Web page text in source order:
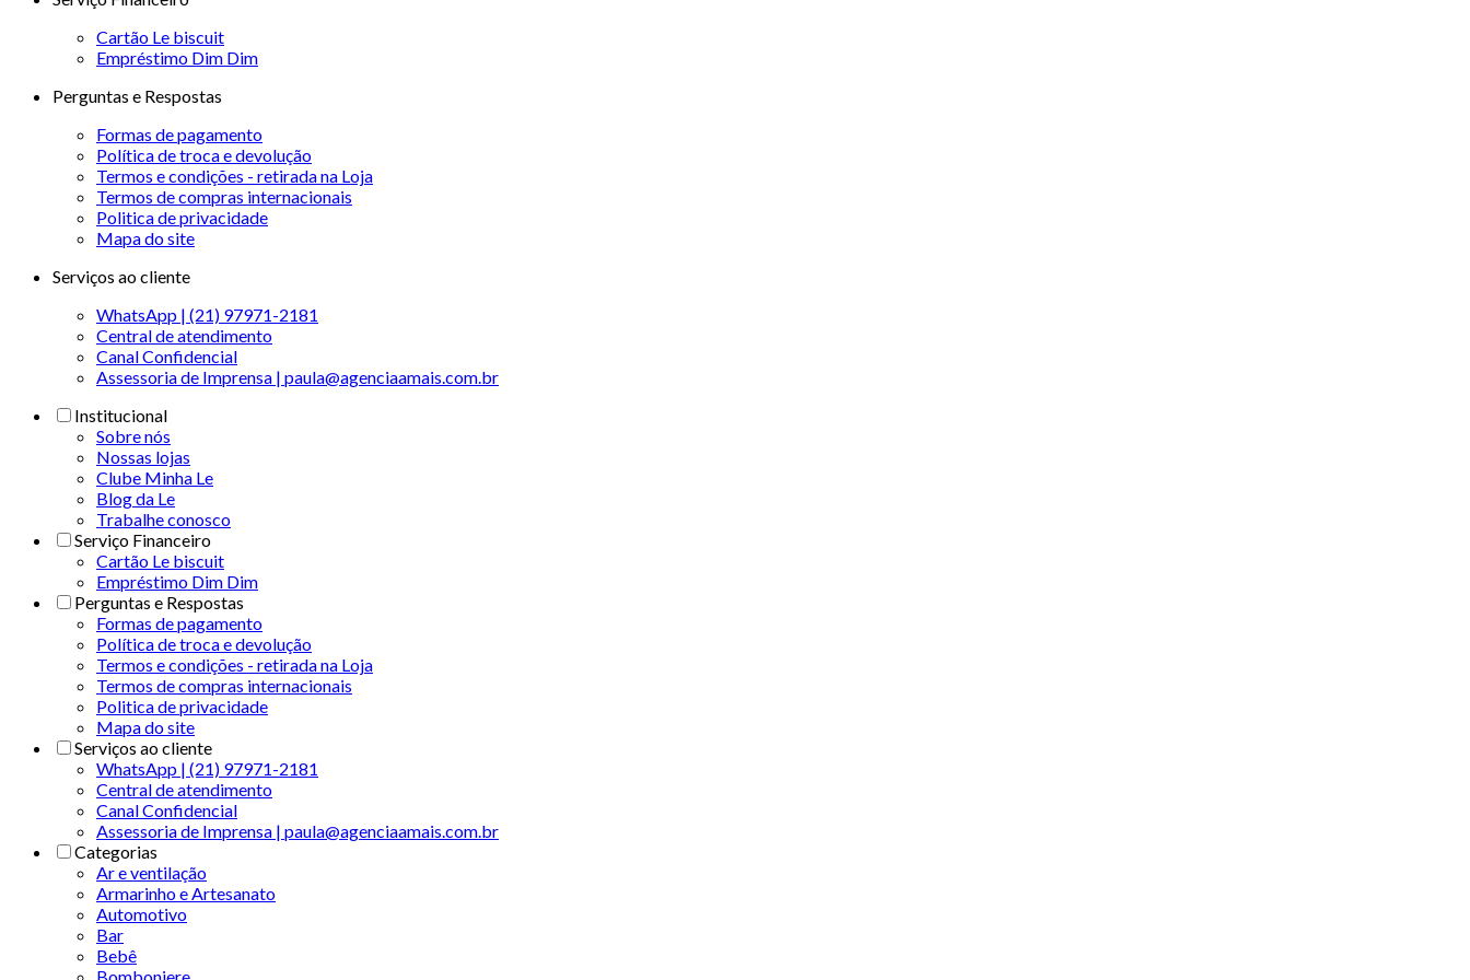
Cartão Le biscuit
Empréstimo Dim Dim
Perguntas e Respostas
Formas de pagamento
Política de troca e devolução
Termos e condições - retirada na Loja
Termos de compras internacionais
Politica de privacidade
Mapa do site
Serviços ao cliente
WhatsApp | (21) 97971-2181
Central de atendimento
Canal Confidencial
Assessoria de Imprensa | paula@agenciaamais.com.br
Institucional
Sobre nós
Nossas lojas
Clube Minha Le
Blog da Le
Trabalhe conosco
Serviço Financeiro
Cartão Le biscuit
Empréstimo Dim Dim
Perguntas e Respostas
Formas de pagamento
Política de troca e devolução
Termos e condições - retirada na Loja
Termos de compras internacionais
Politica de privacidade
Mapa do site
Serviços ao cliente
WhatsApp | (21) 97971-2181
Central de atendimento
Canal Confidencial
Assessoria de Imprensa | paula@agenciaamais.com.br
Categorias
Ar e ventilação
Armarinho e Artesanato
Automotivo
Bar
Bebê